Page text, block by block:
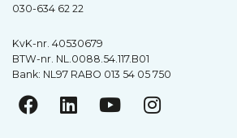
030-634 62 22
KvK-nr. 40530679
BTW-nr. NL.0088.54.117.B01
Bank: NL97 RABO 013 54 05 750